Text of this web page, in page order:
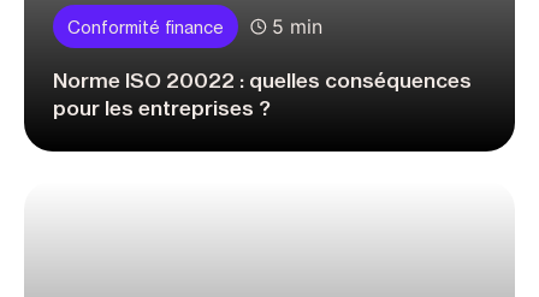
Conformité finance 5 min
Norme ISO 20022 : quelles conséquences
pour les entreprises ?